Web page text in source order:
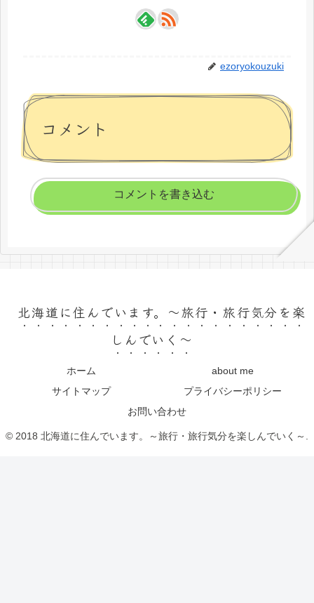
ezoryokouzuki
コメント
コメントを書き込む
北海道に住んでいます。～旅行・旅行気分を楽
しんでいく～
ホーム
about me
サイトマップ
プライバシーポリシー
お問い合わせ
© 2018 北海道に住んでいます。～旅行・旅行気分を楽しんでいく～.